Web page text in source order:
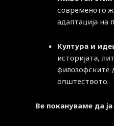
современото
адаптација на
Култура и
историјата,
филозофските
општеството.
Ве покануваме да